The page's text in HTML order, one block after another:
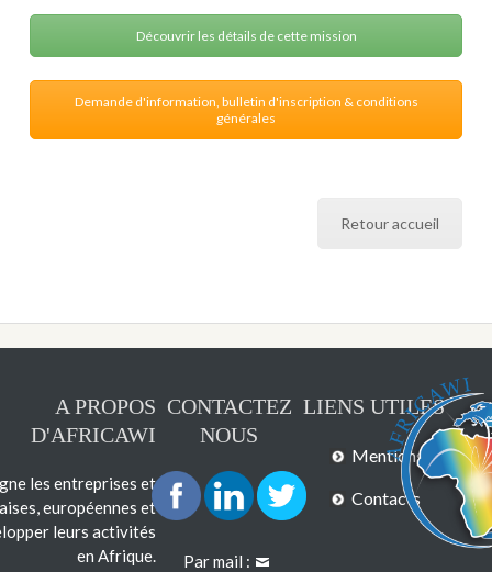
Découvrir les détails de cette mission
Demande d'information, bulletin d'inscription & conditions
générales
Retour accueil
A PROPOS
D'AFRICAWI
les entreprises et
européennes et
leurs activités
en Afrique.
CONTACTEZ
NOUS
Par mail :
LIENS UTILES
Mentions légales
Contacts